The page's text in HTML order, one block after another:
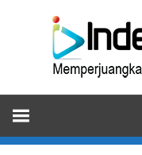
Memperjuangkan
Keadilan
dan